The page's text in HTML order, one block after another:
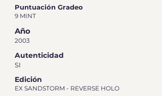
Puntuación Gradeo
9 MINT
Año
2003
Autenticidad
SI
Edición
EX SANDSTORM - REVERSE HOLO